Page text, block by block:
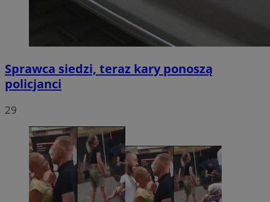
Sprawca siedzi, teraz kary ponoszą
policjanci
29